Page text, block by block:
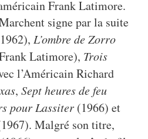
Frank Latimore.
signe par la suite
L’ombre de Zorro
Latimore), Trois
l’Américain Richard
, Sept heures de feu
pour Lassiter (1966) et
Malgré son titre,